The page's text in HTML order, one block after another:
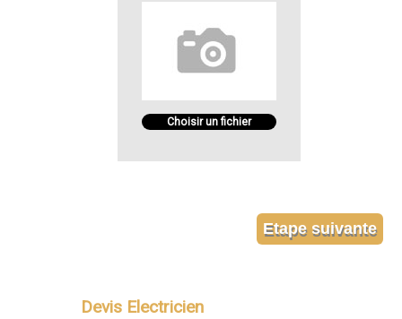
Choisir un fichier
Devis Electricien